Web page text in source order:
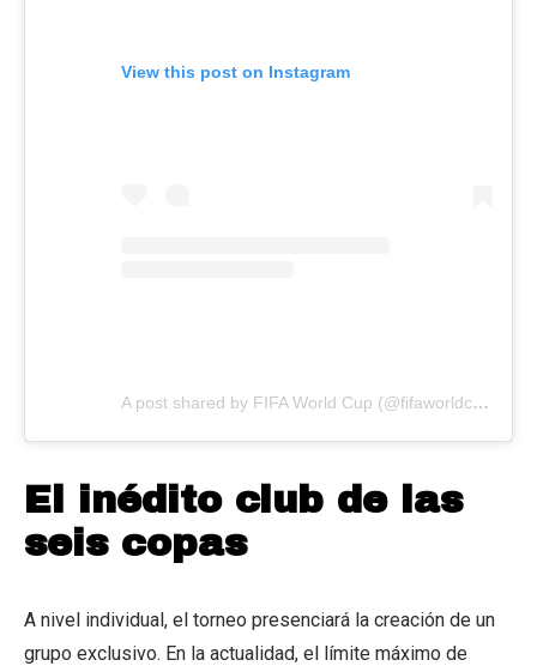
View this post on Instagram
A post shared by FIFA World Cup (@fifaworldcup)
El inédito club de las
seis copas
A nivel individual, el torneo presenciará la creación de un
grupo exclusivo. En la actualidad, el límite máximo de